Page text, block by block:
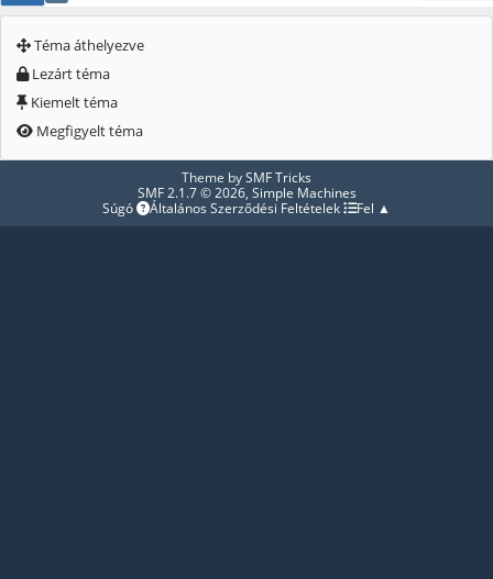
Téma áthelyezve
Lezárt téma
Kiemelt téma
Megfigyelt téma
Theme bySMF Tricks
SMF 2.1.7 © 2026, Simple Machines
Súgó
Általános Szerződési Feltételek Fel ▲